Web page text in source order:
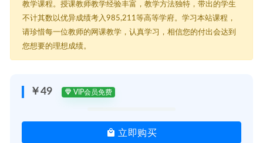
教学课程。授课教师教学经验丰富，教学方法独特，带出的学生
不计其数以优异成绩考入985,211等高等学府。学习本站课程，
请珍惜每一位教师的网课教学，认真学习，相信您的付出会达到
您想要的理想成绩。
￥49 VIP会员免费
立即购买